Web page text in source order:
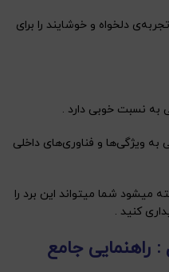
دلخواه و خوشایند را برای
به نسبت خوبی دارد .
ویژگی‌ها و فناوری‌های داخلی
شما میتواند این برد را
کنید .
راهنمایی جامع